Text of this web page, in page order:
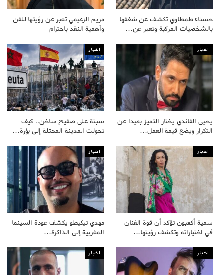
حسناء طمطاوي تكشف عن شغفها
بالشخصيات المركبة وتعبر عن…
مريم الزعيمي تعبر عن رؤيتها للفن
وأهمية النقد باحترام
اخبار
يحيى الفاندي يختار التميز بعيدا عن
التكرار ويضع قيمة العمل…
اخبار
سبتة على صفيح ساخن.. كيف
تحولت المدينة المحتلة إلى بؤرة…
اخبار
سمية أكعبون تؤكد أن قوة الفنان
في اختياراته وتكشف رؤيتها…
اخبار
مهدي تيكيطو يكشف عودة السينما
المغربية إلى الذاكرة…
اخبار اخبار